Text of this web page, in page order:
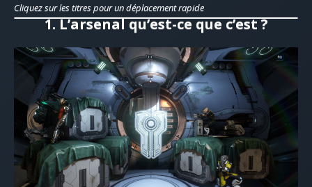
Cliquez sur les titres pour un déplacement rapide
1. L’arsenal qu’est-ce que c’est ?